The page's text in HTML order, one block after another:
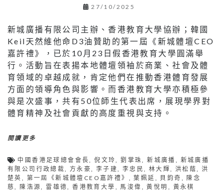
27/10/2025
新城廣播有限公司主辦、香港教育大學協辦；韓國
Keil天然維他命D3油贊助的第一屆《新城體壇CEO
嘉許禮》，已於10月23日假香港教育大學圓滿舉
行。活動旨在表揚本地體壇領袖於商業、社會及體
育領域的卓越成就，肯定他們在推動香港體育發展
方面的領導角色與影響。而香港教育大學亦積極參
與是次盛事，共有50位師生代表出席，展現學界對
體育精神及社會貢獻的高度重視與支持。
閱讀更多
中國香港足球總會會長 ,倪文玲 ,劉掌珠 ,新城廣播
新城廣播
有限公司行政總裁
,方永豪 ,李子建 ,李忠民 ,林大輝 ,洪松蔭 ,洪
楚英
第一屆《新城體壇CEO嘉許禮》 ,葉姵延 貝鈞奇
陳念
慈
陳浩源 雷雄德 ,香港教育大學 馬浚偉 ,黃悅明 黃永棋